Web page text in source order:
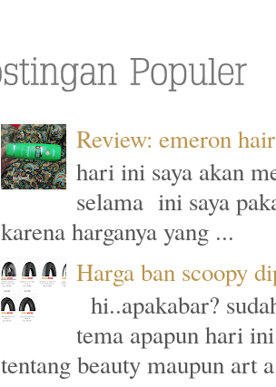
Review: emeron
hari ini saya akan
selama ini saya
karena harganya yang ...
Harga ban scoopy
hi..apakabar?
tema apapun hari
tentang beauty maupun art